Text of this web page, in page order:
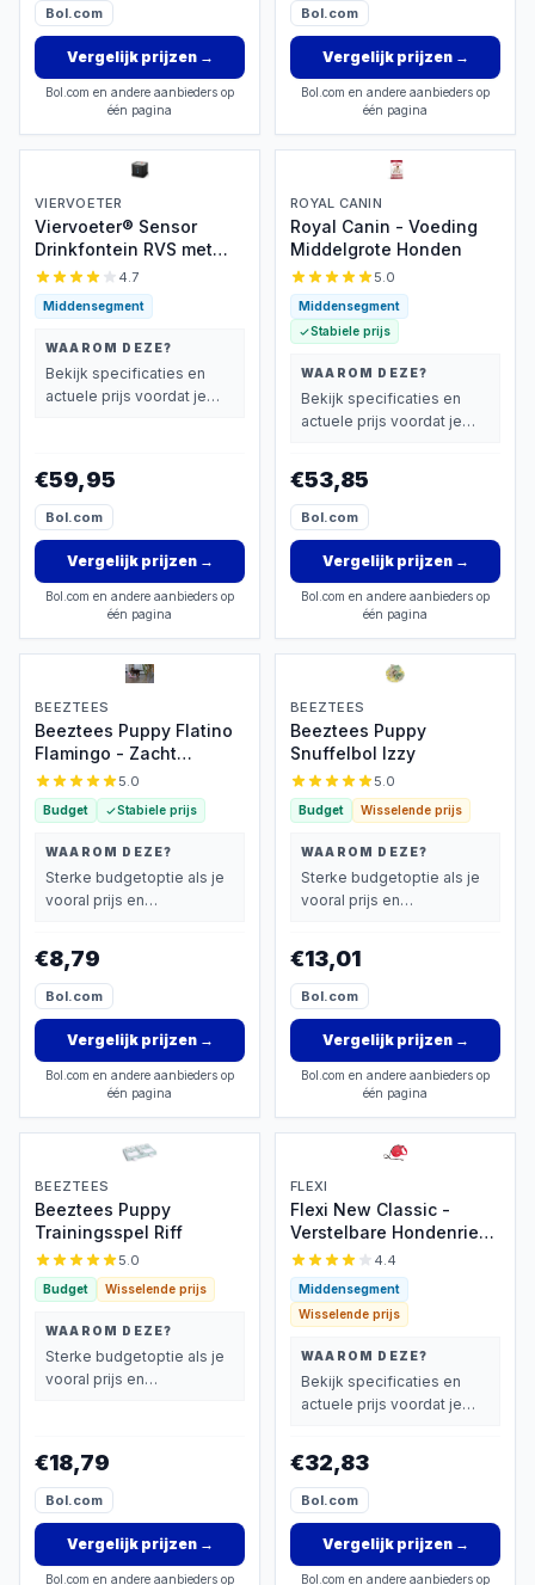
Bol.com
Vergelijk prijzen→
Bol.com en andere aanbieders op
één pagina
Bol.com
Vergelijk prijzen→
Bol.com en andere aanbieders op
één pagina
VIERVOETER
Viervoeter® Sensor
Drinkfontein RVS met
losse accu4.7
Middensegment
WAAROM DEZE?
Bekijk specificaties en
actuele prijs voordat je
€59,95
Bol.com
Vergelijk prijzen→
Bol.com en andere aanbieders op
één pagina
ROYAL CANIN
Royal Canin - Voeding
Middelgrote Honden
5.0
Middensegment
Stabiele prijs
WAAROM DEZE?
Bekijk specificaties en
actuele prijs voordat je
€53,85
Bol.com
Vergelijk prijzen→
Bol.com en andere aanbieders op
één pagina
BEEZTEES
Beeztees Puppy Flatino
Flamingo - Zacht
knuffeltoyspeelgoed
5.0
Budget Stabiele prijs
WAAROM DEZE?
Sterke budgetoptie als je
vooral prijs en
€8,79
Bol.com
Vergelijk prijzen→
Bol.com en andere aanbieders op
één pagina
BEEZTEES
Beeztees Puppy
Snuffelbol Izzy
5.0
Budget Wisselende prijs
WAAROM DEZE?
Sterke budgetoptie als je
vooral prijs en
€13,01
Bol.com
Vergelijk prijzen→
Bol.com en andere aanbieders op
één pagina
BEEZTEES
Beeztees Puppy
Trainingsspel Riff
5.0
Budget Wisselende prijs
WAAROM DEZE?
Sterke budgetoptie als je
vooral prijs en
€18,79
Bol.com
Vergelijk prijzen→
Bol.com en andere aanbieders op
FLEXI
Flexi New Classic -
Verstelbare Hondenriem
L
4.4
Middensegment
Wisselende prijs
WAAROM DEZE?
Bekijk specificaties en
actuele prijs voordat je
€32,83
Bol.com
Vergelijk prijzen→
Bol.com en andere aanbieders op